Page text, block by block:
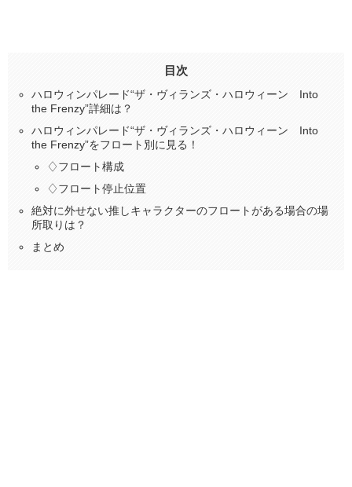
目次
ハロウィンパレード“ザ・ヴィランズ・ハロウィーン Into
the Frenzy”詳細は？
ハロウィンパレード“ザ・ヴィランズ・ハロウィーン Into
the Frenzy”をフロート別に見る！
♢フロート構成
♢フロート停止位置
絶対に外せない推しキャラクターのフロートがある場合の場
所取りは？
まとめ